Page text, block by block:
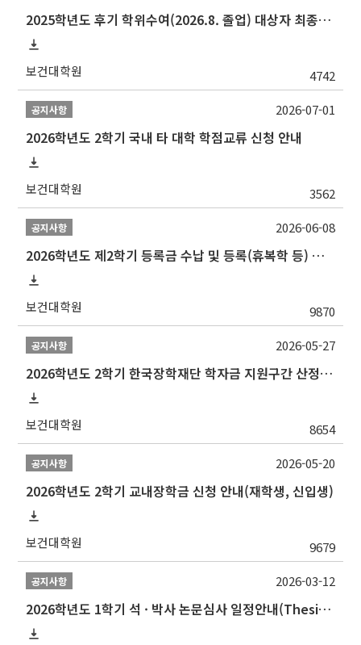
2025학년도 후기 학위수여(2026.8. 졸업) 대상자 최종인준 논문 제출 안내
보건대학원 4742
공지사항
2026학년도 2학기 국내 타 대학 학점교류 신청 안내
보건대학원 3562
2026-07-01
공지사항
2026학년도 제2학기 등록금 수납 및 등록(휴복학 등) 일정 안내
보건대학원 9870
2026-06-08
공지사항
2026학년도 2학기 한국장학재단 학자금 지원구간 산정 신청 안내
보건대학원 8654
2026-05-27
공지사항
2026학년도 2학기 교내장학금 신청 안내(재학생, 신입생)
보건대학원 9679
2026-05-20
공지사항
2026학년도 1학기 석 · 박사 논문심사 일정안내(Thesis Defense Schedules)
2026-03-12